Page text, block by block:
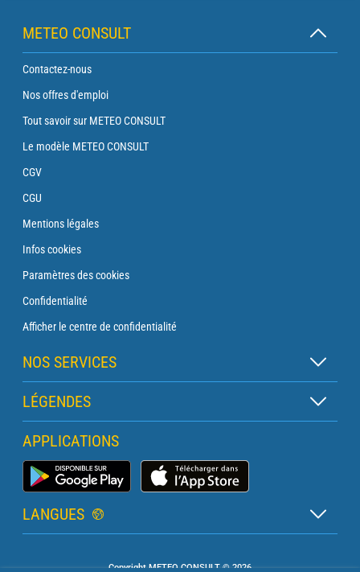
METEO CONSULT
Contactez-nous
Nos offres d'emploi
Tout savoir sur METEO CONSULT
Le modèle METEO CONSULT
CGV
CGU
Mentions légales
Infos cookies
Paramètres des cookies
Confidentialité
Afficher le centre de confidentialité
NOS SERVICES
Abonnement Zen
Abonnement Balise
Abonnement Traversée
Abonnement Phare
LÉGENDES
Légende des cartes
Légende des pictogrammes
Glossaire
APPLICATIONS
Application Météo Marine
LANGUES
Copyright METEO CONSULT © 2026